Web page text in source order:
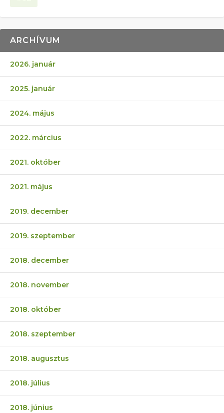
ARCHÍVUM
2026. január
2025. január
2024. május
2022. március
2021. október
2021. május
2019. december
2019. szeptember
2018. december
2018. november
2018. október
2018. szeptember
2018. augusztus
2018. július
2018. június